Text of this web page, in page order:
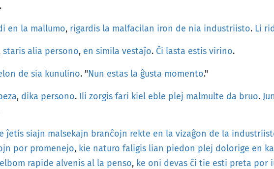
.
en la mallumo, rigardis la malfacilan iron de nia industriisto. Li
staris alia persono, en simila vestaĵo. Ĉi lasta estis virino.
de sia kunulino. "Nun estas la ĝusta momento."
, dika persono. Ili zorgis fari kiel eble plej malmulte da bruo.
ĵetis siajn malsekajn branĉojn rekte en la vizaĝon de la
por promenejo, kie naturo faligis lian piedon plej dolorige en
rapide alvenis al la penso, ke oni devas ĉi tie esti preta por